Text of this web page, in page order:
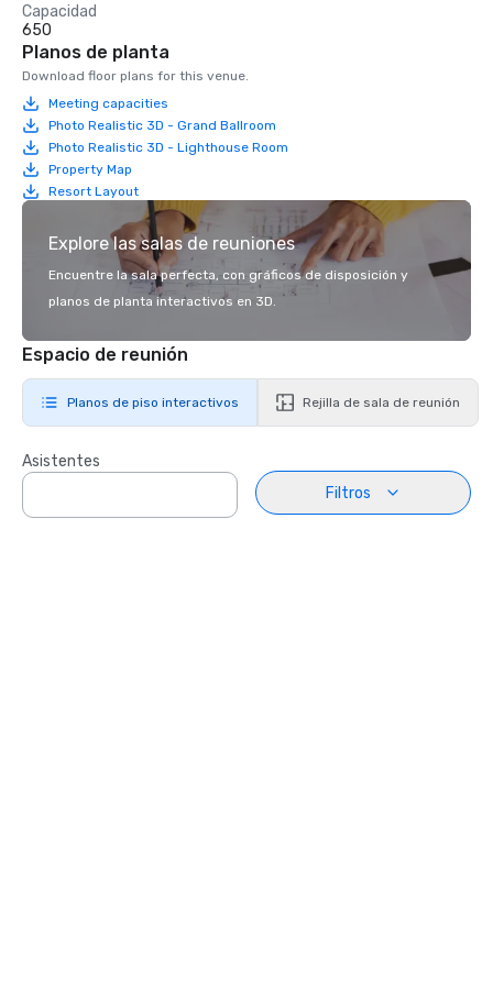
Capacidad
650
Planos de planta
Download floor plans for this venue.
Meeting capacities
Photo Realistic 3D - Grand Ballroom
Photo Realistic 3D - Lighthouse Room
Property Map
Resort Layout
Explore las salas de reuniones
Encuentre la sala perfecta, con gráficos de disposición y
planos de planta interactivos en 3D.
Espacio de reunión
Planos de piso interactivos Rejilla de sala de reunión
Asistentes
Filtros